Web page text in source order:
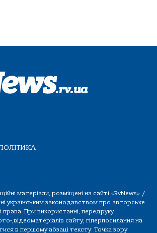
матеріали, розміщені на сайті «RvNews» /
українським законодавством про авторське
права. При використанні, передруку
,відеоматеріалів сайту, гіперпосилання на
в першому абзаці тексту. Точка зору